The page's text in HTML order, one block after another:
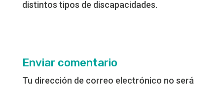
distintos tipos de discapacidades.
Enviar comentario
Tu dirección de correo electrónico no será